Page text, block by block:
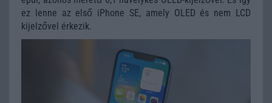
ez lenne az első iPhone SE, amely OLED és nem LCD
kijelzővel érkezik.